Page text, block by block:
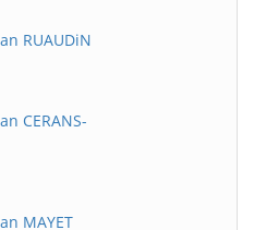
RUAUDiN
CERANS-
MAYET